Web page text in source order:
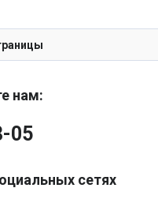
нам:
05
сетях